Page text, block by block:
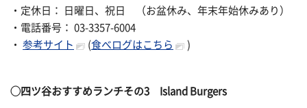
・定休日： 日曜日、祝日 （お盆休み、年末年始休みあり）
・電話番号： 03-3357-6004
・ 参考サイト (食べログはこちら )
◯ 四ツ谷おすすめランチその3 Island Burgers